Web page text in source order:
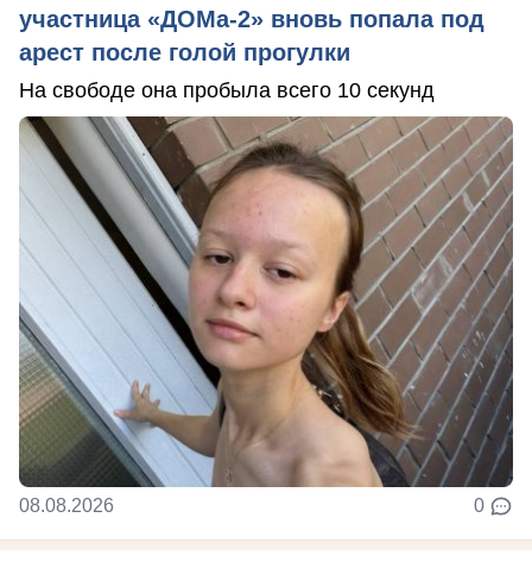
участница «ДОМа-2» вновь попала под
арест после голой прогулки
На свободе она пробыла всего 10 секунд
08.08.2026 0